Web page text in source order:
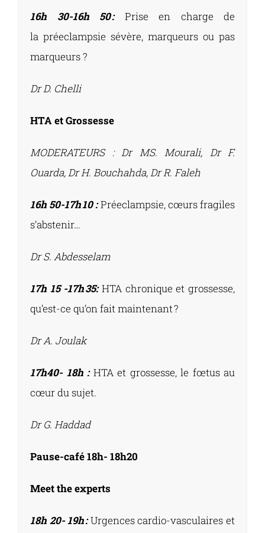
16h 30-16h 50 :Prise en charge de
la préeclampsie sévère, marqueurs ou pas
marqueurs ?
Dr D. Chelli
HTA et Grossesse
MODERATEURS : Dr MS. Mourali, Dr F.
Ouarda, Dr H. Bouchahda, Dr R. Faleh
16h 50-17h 10 :Préeclampsie, cœurs fragiles
s’abstenir…
Dr S. Abdesselam
17h 15 -17h 35:HTA chronique et grossesse,
qu’est-ce qu’on fait maintenant ?
Dr A. Joulak
17h40- 18h :HTA et grossesse, le fœtus au
cœur du sujet.
Dr G. Haddad
Pause-café 18h- 18h20
Meet the experts
18h 20- 19h : Urgences cardio-vasculaires et